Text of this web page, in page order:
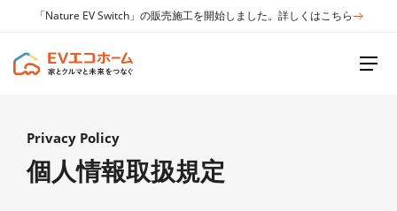
「Nature EV Switch」の販売施工を開始しました。詳しくはこちら
Privacy Policy
個人情報取扱規定